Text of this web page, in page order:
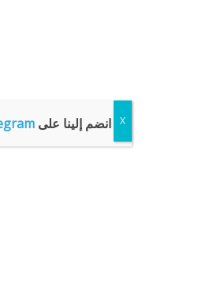
انضم إلينا على